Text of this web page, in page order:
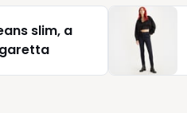
slim, a